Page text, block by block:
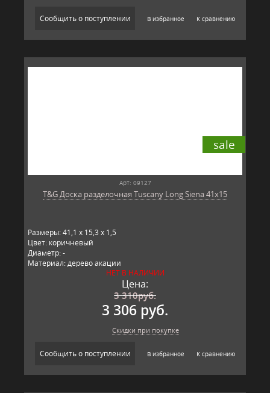
Сообщить о поступлении В избранное К сравнению
sale
Арт: 09127
T&G Доска разделочная Tuscany Long Siena 41x15
Размеры: 41,1 x 15,3 x 1,5
Цвет: коричневый
Диаметр: -
Материал: дерево акации
Производитель: T&G, Великобритания
НЕТ В НАЛИЧИИ
Цена:
3 310руб.
3 306 руб.
Скидки при покупке
Сообщить о поступлении В избранное К сравнению